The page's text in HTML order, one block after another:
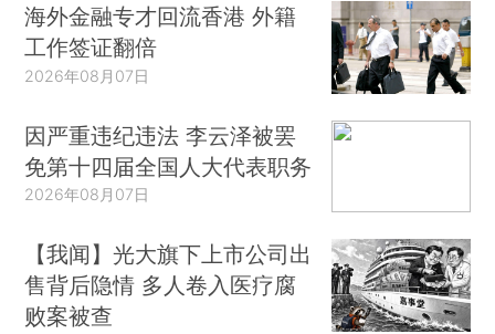
海外金融专才回流香港 外籍
工作签证翻倍
2026年08月07日
因严重违纪违法 李云泽被罢
免第十四届全国人大代表职务
2026年08月07日
【我闻】光大旗下上市公司出
售背后隐情 多人卷入医疗腐
败案被查